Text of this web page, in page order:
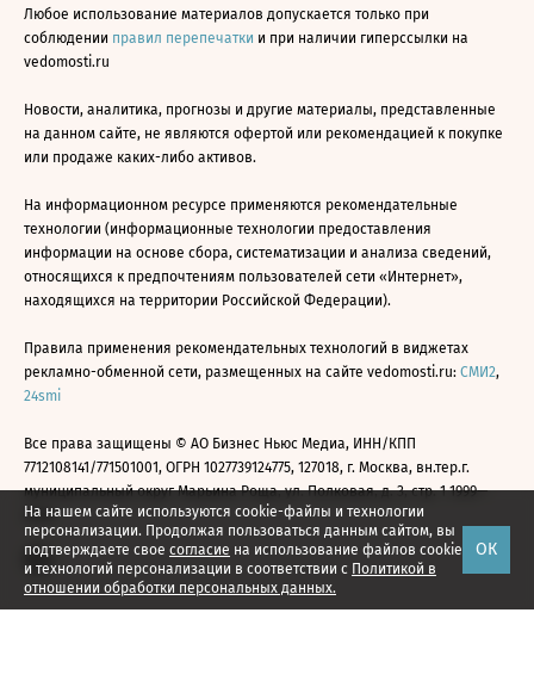
На нашем сайте используются cookie-файлы и технологии
персонализации. Продолжая пользоваться данным сайтом, вы
подтверждаете свое согласие на использование файлов cookie
и технологий персонализации в соответствии с Политикой в
отношении обработки персональных данных.
ОК
Любое использование материалов допускается только при
соблюдении правил перепечатки и при наличии гиперссылки на
vedomosti.ru
Новости, аналитика, прогнозы и другие материалы, представленные
на данном сайте, не являются офертой или рекомендацией к покупке
или продаже каких-либо активов.
На информационном ресурсе применяются рекомендательные
технологии (информационные технологии предоставления
информации на основе сбора, систематизации и анализа сведений,
относящихся к предпочтениям пользователей сети «Интернет»,
находящихся на территории Российской Федерации).
Правила применения рекомендательных технологий в виджетах
рекламно-обменной сети, размещенных на сайте vedomosti.ru: СМИ2,
24smi
Все права защищены © АО Бизнес Ньюс Медиа, ИНН/КПП
7712108141/771501001, ОГРН 1027739124775, 127018, г. Москва, вн.тер.г.
муниципальный округ Марьина Роща, ул. Полковая, д. 3, стр. 1 1999—
2026